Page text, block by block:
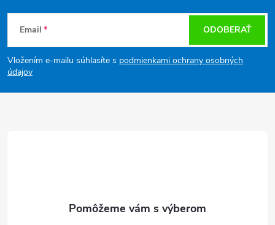
Z
á
p
Email
Vložením e-mailu súhlasíte s podmienkami ochrany osobných
údajov
ODOBERAŤ